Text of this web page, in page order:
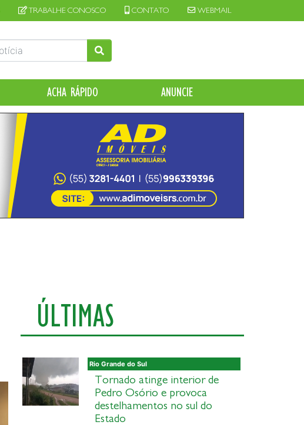
TRABALHE CONOSCO CONTATO WEBMAIL
ACHA RÁPIDO ANUNCIE
ÚLTIMAS
Rio Grande do Sul
Tornado atinge interior de
Pedro Osório e provoca
destelhamentos no sul do
Estado